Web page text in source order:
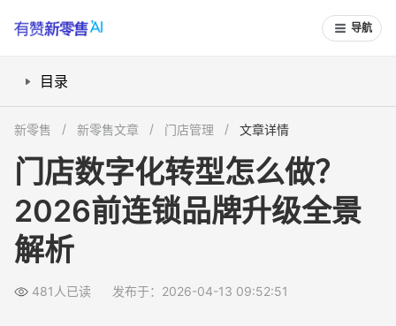
导航
目录
中小连锁和单店可以怎么借鉴头部路径
2026前规划数字化预算和节奏有哪些建议
常见问题
门店数字化转型一定要做中台吗
2026年前连锁门店最需要补的数字化短板是什么
新零售 新零售文章 门店管理 文章详情
门店数字化转型怎么做？
2026前连锁品牌升级全景
解析
481人已读 发布于：2026-04-13 09:52:51